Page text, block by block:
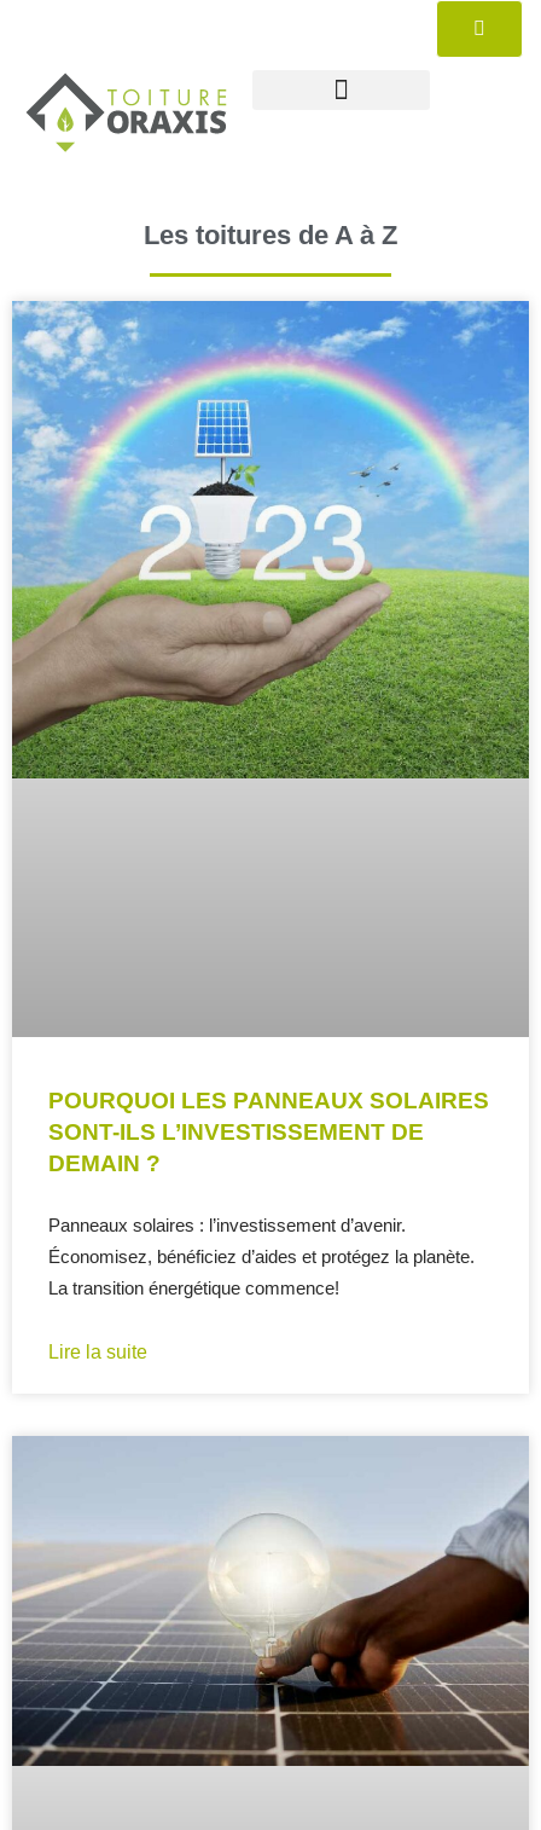
Les toitures de A à Z
POURQUOI LES PANNEAUX SOLAIRES
SONT-ILS L’INVESTISSEMENT DE
DEMAIN ?
Panneaux solaires : l’investissement d’avenir.
Économisez, bénéficiez d’aides et protégez la planète.
La transition énergétique commence!
Lire la suite